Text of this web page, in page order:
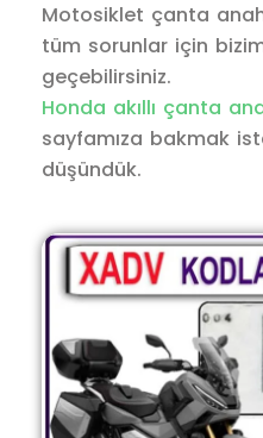
Motosiklet çanta
tüm sorunlar için
geçebilirsiniz.
Honda akıllı çanta
sayfamıza bakmak
düşündük.